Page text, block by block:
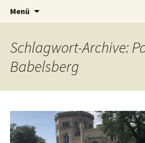
Menü
Schlagwort-Archive:
Babelsberg